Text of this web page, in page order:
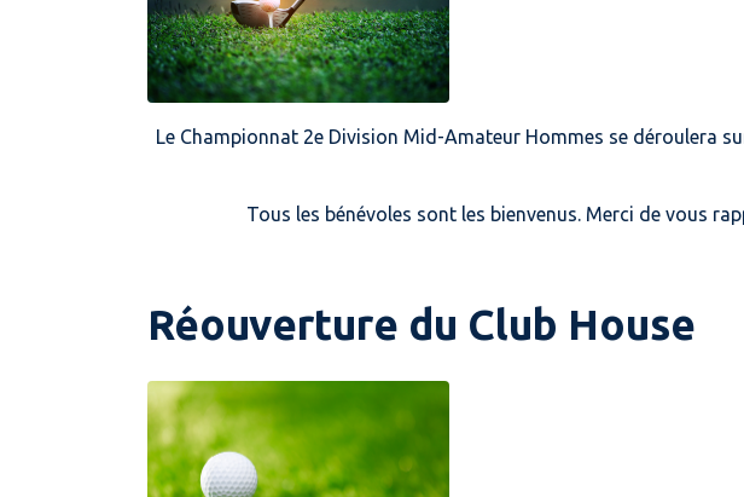
Le Championnat 2e Division Mid-Amateur Hommes se déroulera
Tous les bénévoles sont les bienvenus. Merci de vous
Réouverture du Club House